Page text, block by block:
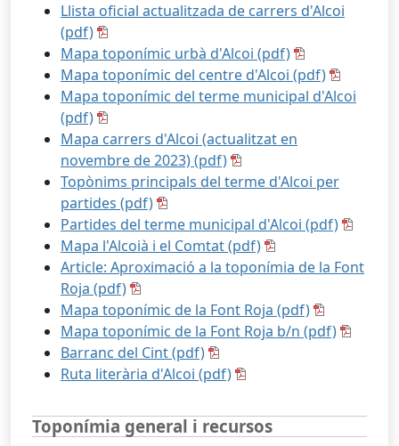
Llista oficial actualitzada de carrers d'Alcoi
(pdf)
Mapa toponímic urbà d'Alcoi (pdf)
Mapa toponímic del centre d'Alcoi (pdf)
Mapa toponímic del terme municipal d'Alcoi
(pdf)
Mapa carrers d'Alcoi (actualitzat en
novembre de 2023) (pdf)
Topònims principals del terme d'Alcoi per
partides (pdf)
Partides del terme municipal d'Alcoi (pdf)
Mapa l'Alcoià i el Comtat (pdf)
Article: Aproximació a la toponímia de la Font
Roja (pdf)
Mapa toponímic de la Font Roja (pdf)
Mapa toponímic de la Font Roja b/n (pdf)
Barranc del Cint (pdf)
Ruta literària d'Alcoi (pdf)
Toponímia general i recursos